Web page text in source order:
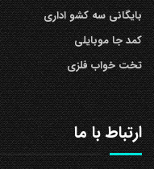
بایگانی سه کشو اداری
کمد جا موبایلی
تخت خواب فلزی
ارتباط با ما